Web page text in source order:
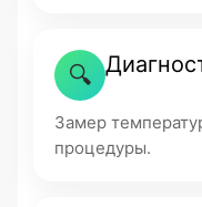
🔍
Замер
процедуры.